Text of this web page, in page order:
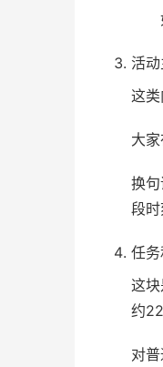
活
这类
大
换
段时
任
这
约
对